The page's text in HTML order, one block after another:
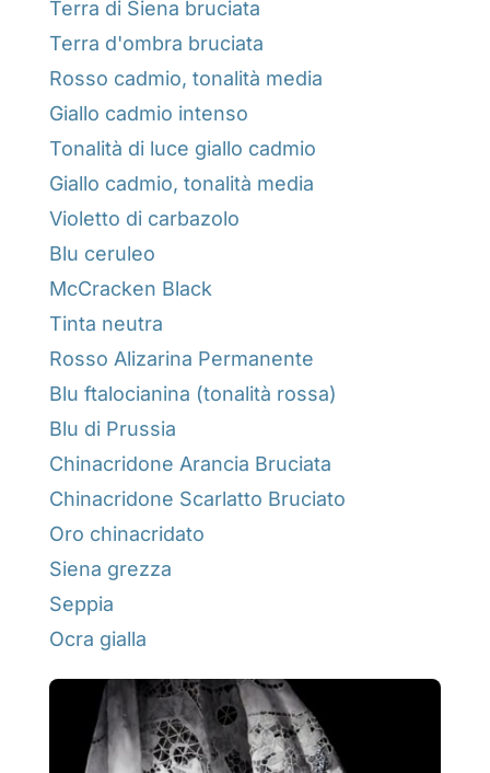
Terra di Siena bruciata
Terra d'ombra bruciata
Rosso cadmio, tonalità media
Giallo cadmio intenso
Tonalità di luce giallo cadmio
Giallo cadmio, tonalità media
Violetto di carbazolo
Blu ceruleo
McCracken Black
Tinta neutra
Rosso Alizarina Permanente
Blu ftalocianina (tonalità rossa)
Blu di Prussia
Chinacridone Arancia Bruciata
Chinacridone Scarlatto Bruciato
Oro chinacridato
Siena grezza
Seppia
Ocra gialla